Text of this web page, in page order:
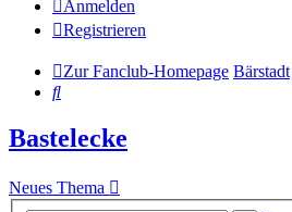
Anmelden
Registrieren
Zur Fanclub-Homepage Bärstadt
Suche
Bastelecke
Neues Thema